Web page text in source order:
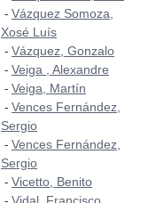
- Vázquez Somoza,
Xosé Luís
- Vázquez, Gonzalo
- Veiga , Alexandre
- Veiga, Martín
- Vences Fernández,
Sergio
- Vences Fernández,
Sergio
- Vicetto, Benito